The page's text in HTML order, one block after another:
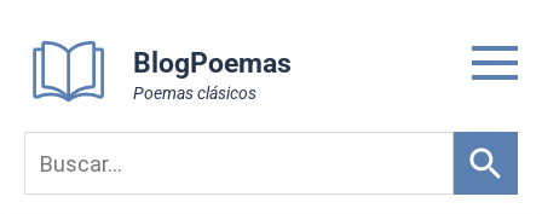
content
BlogPoemas
Poemas clásicos